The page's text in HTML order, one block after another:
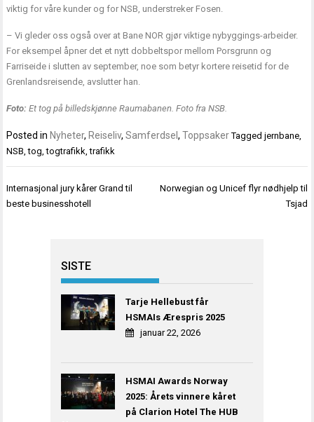
viktig for våre kunder og for NSB, understreker Fosen.
– Vi gleder oss også over at Bane NOR gjør viktige nybyggings-arbeider.
For eksempel åpner det et nytt dobbeltspor mellom Porsgrunn og
Farriseide i slutten av september, noe som betyr kortere reisetid for de
Grenlandsreisende, avslutter han.
Foto: Et tog på billedskjønne Raumabanen. Foto fra NSB.
Posted in Nyheter, Reiseliv,Samferdsel,Toppsaker Taggedjernbane,
NSB,tog,togtrafikk,trafikk
Innleggsnavigasjon
Internasjonal jury kårer Grand til
beste businesshotell
Norwegian og Unicef flyr nødhjelp til
Tsjad
SISTE
Tarje Hellebust får
HSMAIs Ærespris 2025
januar 22, 2026
HSMAI Awards Norway
2025: Årets vinnere kåret
på Clarion Hotel The HUB